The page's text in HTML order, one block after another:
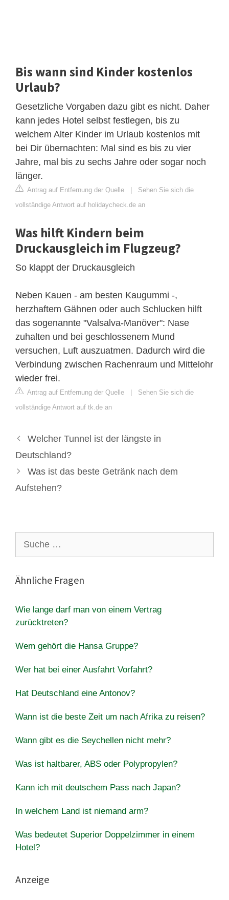
Bis wann sind Kinder kostenlos
Urlaub?
Gesetzliche Vorgaben dazu gibt es nicht. Daher
kann jedes Hotel selbst festlegen, bis zu
welchem Alter Kinder im Urlaub kostenlos mit
bei Dir übernachten: Mal sind es bis zu vier
Jahre, mal bis zu sechs Jahre oder sogar noch
länger.
Antrag auf Entfernung der Quelle | Sehen Sie sich die
vollständige Antwort auf holidaycheck.de an
Was hilft Kindern beim
Druckausgleich im Flugzeug?
So klappt der Druckausgleich
Neben Kauen - am besten Kaugummi -,
herzhaftem Gähnen oder auch Schlucken hilft
das sogenannte "Valsalva-Manöver": Nase
zuhalten und bei geschlossenem Mund
versuchen, Luft auszuatmen. Dadurch wird die
Verbindung zwischen Rachenraum und Mittelohr
wieder frei.
Antrag auf Entfernung der Quelle | Sehen Sie sich die
vollständige Antwort auf tk.de an
Welcher Tunnel ist der längste in
Deutschland?
Was ist das beste Getränk nach dem
Aufstehen?
nach:
Ähnliche Fragen
Wie lange darf man von einem Vertrag
zurücktreten?
Wem gehört die Hansa Gruppe?
Wer hat bei einer Ausfahrt Vorfahrt?
Hat Deutschland eine Antonov?
Wann ist die beste Zeit um nach Afrika zu reisen?
Wann gibt es die Seychellen nicht mehr?
Was ist haltbarer, ABS oder Polypropylen?
Kann ich mit deutschem Pass nach Japan?
In welchem ​​Land ist niemand arm?
Was bedeutet Superior Doppelzimmer in einem
Hotel?
Anzeige